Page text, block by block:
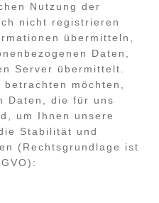
Nutzung der
nicht registrieren
übermitteln,
Daten,
Server übermittelt.
möchten,
Daten, die für uns
um Ihnen unsere
Stabilität und
(Rechtsgrundlage ist